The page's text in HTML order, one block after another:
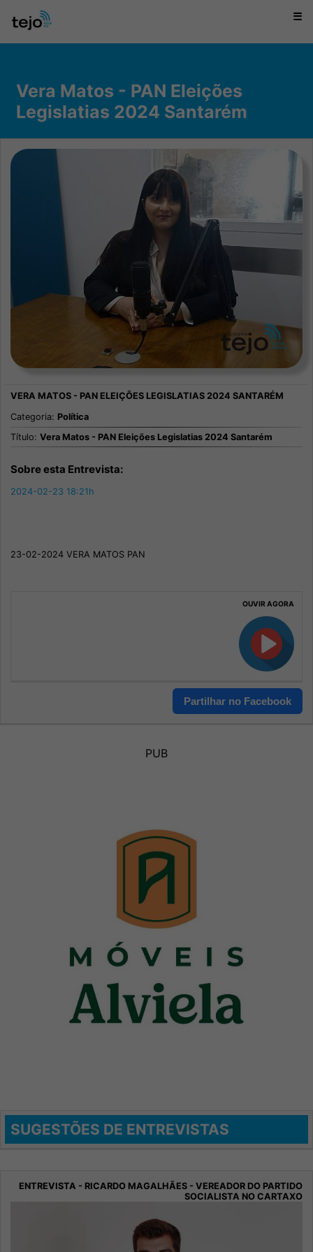
☰
Vera Matos - PAN Eleições
Legislatias 2024 Santarém
Categoria: Política
Título: Vera Matos - PAN Eleições Legislatias 2024 Santarém
Sobre esta Entrevista:
2024-02-23 18:21h
23-02-2024 VERA MATOS PAN
OUVIR AGORA
Partilhar no Facebook
PUB
SUGESTÕES DE ENTREVISTAS